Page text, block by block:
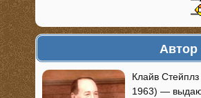
Автор
Клайв
1963) —